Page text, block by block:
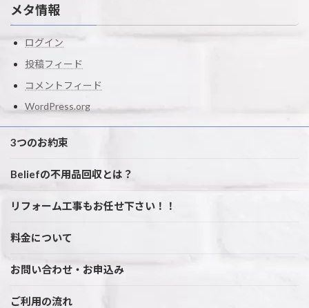
メタ情報
ログイン
投稿フィード
コメントフィード
WordPress.org
3つのお約束
Beliefの不用品回収とは？
リフォーム工事もお任せ下さい！！
料金について
お問い合わせ・お申込み
ご利用の流れ